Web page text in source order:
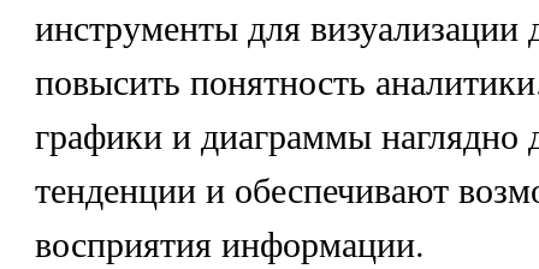
инструменты для
повысить понятность
графики и диаграммы наглядно
тенденции и обеспечивают
восприятия информации.